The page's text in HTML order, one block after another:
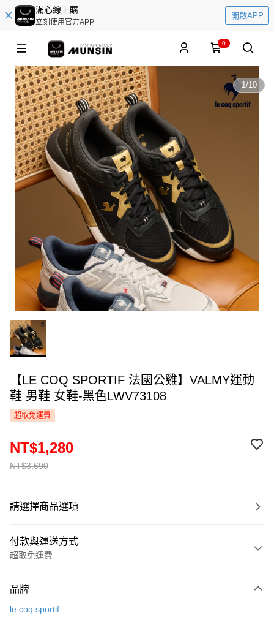
滿心線上購
立刻使用官方APP
開啟APP
0
1/10
【LE COQ SPORTIF 法國公雞】VALMY運動
鞋 男鞋 女鞋-黑色LWV73108
超取免運費
NT$3,690
NT$1,280
請選擇商品選項
付款與運送方式
超取免運費
信用卡一次付款
品牌
le coq sportif